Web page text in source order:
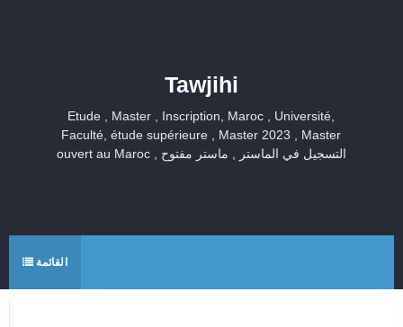
Tawjihi
Etude , Master , Inscription, Maroc , Université,
Faculté, étude supérieure , Master 2023 , Master
ouvert au Maroc , التسجيل في الماستر , ماستر مفتوح
القائمة